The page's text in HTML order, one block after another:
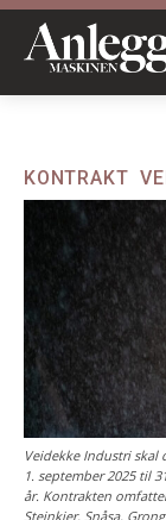
KONTRAKT
Veidekke Industri
1. september 2025 til
år. Kontrakten
Steinkjer, Snåsa,